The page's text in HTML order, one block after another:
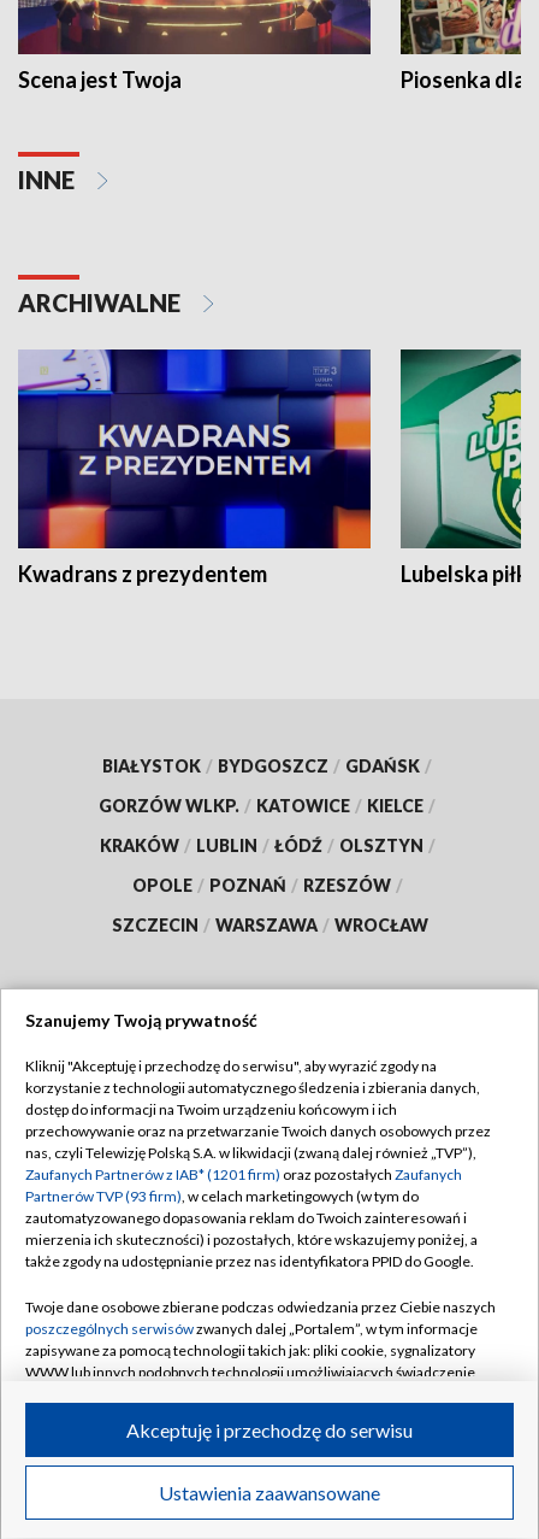
Scena jest Twoja Piosenka dla
INNE
ARCHIWALNE
Kwadrans z prezydentem Lubelska piłka
BIAŁYSTOK / BYDGOSZCZ / GDAŃSK /
GORZÓW WLKP. / KATOWICE / KIELCE /
KRAKÓW / LUBLIN / ŁÓDŹ / OLSZTYN /
OPOLE / POZNAŃ / RZESZÓW /
SZCZECIN / WARSZAWA / WROCŁAW
TVP
Abonament TVP
Emisja w TVP
Centrum informacji TVP
Naziemna Telewizja Cyfrowa
Rada Programowa
System NOS
Informacje o nadawcy
Program dla prasy
Ogłoszenie przetargowe
Regulamin TVP
Polityka prywatności
Moje zgody
Pomoc
Kontakt
Kanały
©2026 Telewizja Polska S.A. w likwidacji
Szanujemy Twoją prywatność
Kliknij "Akceptuję i przechodzę do serwisu", aby wyrazić zgody na
korzystanie z technologii automatycznego śledzenia i zbierania danych,
dostęp do informacji na Twoim urządzeniu końcowym i ich
przechowywanie oraz na przetwarzanie Twoich danych osobowych przez
nas, czyli Telewizję Polską S.A. w likwidacji (zwaną dalej również „TVP”),
Zaufanych Partnerów z IAB* (1201 firm) oraz pozostałych Zaufanych
Partnerów TVP (93 firm), w celach marketingowych (w tym do
zautomatyzowanego dopasowania reklam do Twoich zainteresowań i
mierzenia ich skuteczności) i pozostałych, które wskazujemy poniżej, a
także zgody na udostępnianie przez nas identyfikatora PPID do Google.
Twoje dane osobowe zbierane podczas odwiedzania przez Ciebie naszych
poszczególnych serwisówzwanych dalej „Portalem”, w tym informacje
zapisywane za pomocą technologii takich jak: pliki cookie, sygnalizatory
WWW lub innych podobnych technologii umożliwiających świadczenie
ruchu w Internecie.
Twoje dane osobowe zbierane podczas odwiedzania przez Ciebie
poszczególnych serwisówna Portalu, takie jak adresy IP, identyfikatory
Ustawienia zaawansowane
Akceptuję i przechodzę do serwisu